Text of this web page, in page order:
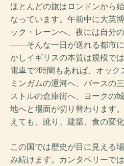
ほとんどの旅はロンドンから
なっています。午前中に大英
ック・レーンへ、夜には自分
――そんな一日が送れる都市
かしイギリスの本質は規模で
電車で2時間もあれば、オッ
ミンガムの運河へ、バースの
ストルの倉庫街へ、ヨークの
地へと場面が切り替わります
えても、訛り、建築、食の変
この国では歴史が目に見える
み続けます。カンタベリーで